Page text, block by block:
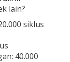
lain?
siklus
40.000